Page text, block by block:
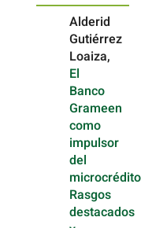
Alderid
Gutiérrez
Loaiza,
El
Banco
Grameen
como
impulsor
del
Rasgos
destacados